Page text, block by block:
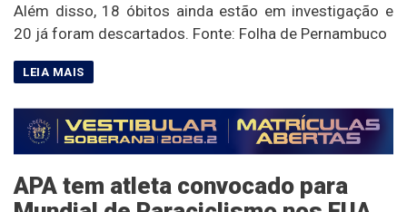
Além disso, 18 óbitos ainda estão em investigação e
20 já foram descartados. Fonte: Folha de Pernambuco
APA tem atleta convocado para